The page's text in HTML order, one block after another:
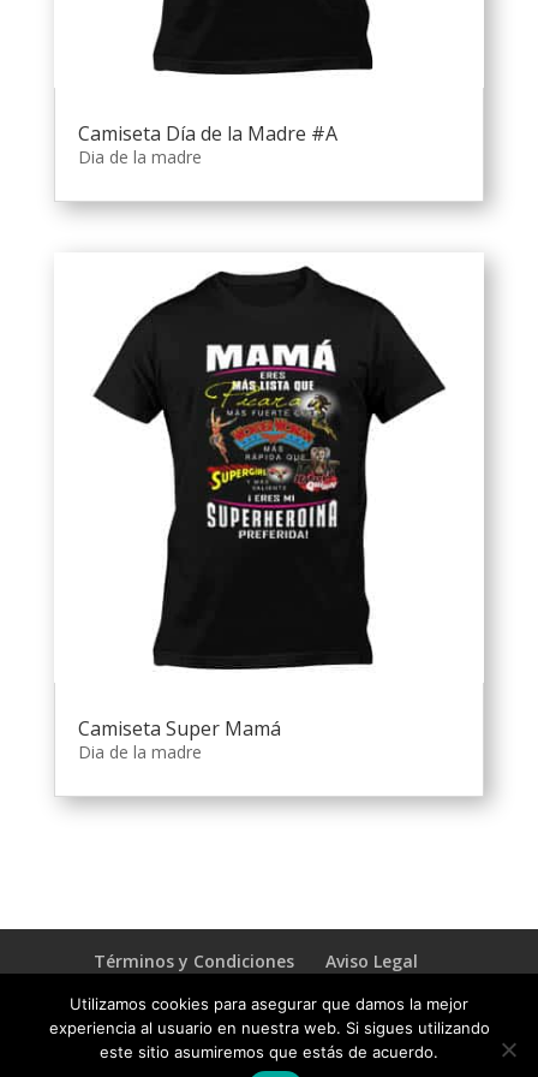
Camiseta Día de la Madre #A
Dia de la madre
Camiseta Super Mamá
Dia de la madre
Términos y Condiciones
Aviso Legal
Utilizamos cookies para asegurar que damos la mejor
experiencia al usuario en nuestra web. Si sigues utilizando
este sitio asumiremos que estás de acuerdo.